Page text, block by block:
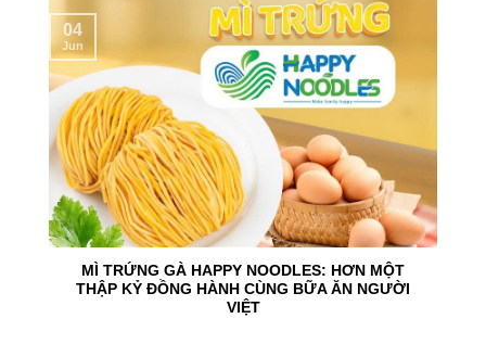
MÌ TRỨNG GÀ HAPPY NOODLES: HƠN MỘT
THẬP KỶ ĐỒNG HÀNH CÙNG BỮA ĂN NGƯỜI
VIỆT
04
Jun